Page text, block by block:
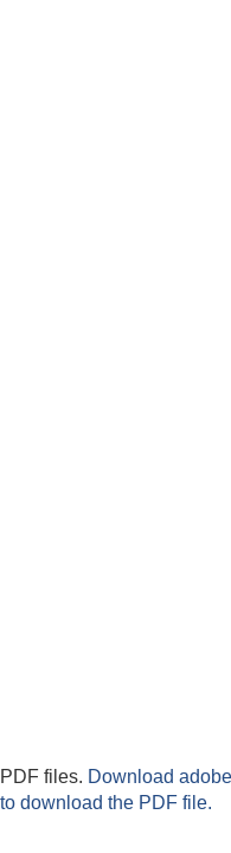
files. Download
download the PDF file.